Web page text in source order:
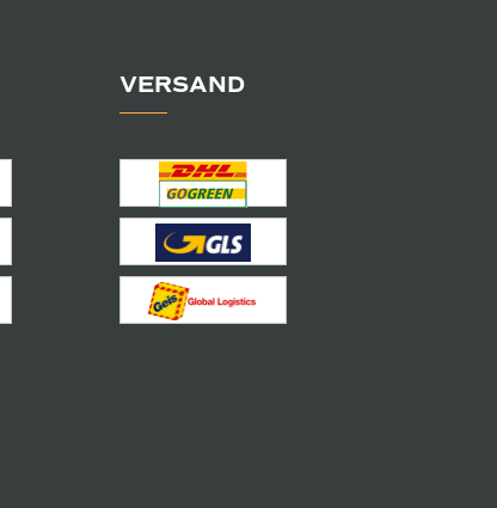
VERSAND